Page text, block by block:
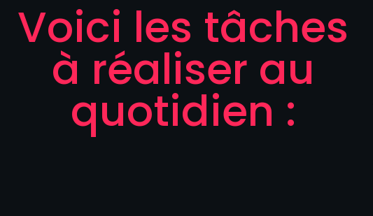
Voici les tâches
à réaliser au
quotidien :